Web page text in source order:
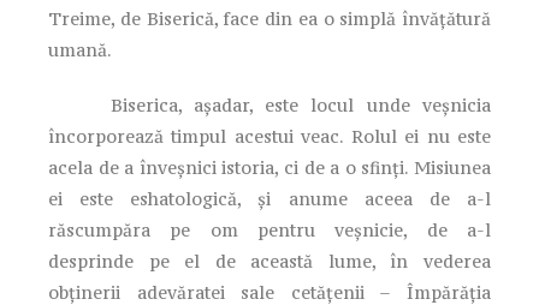
Treime, de Biserică, face din ea o simplă învăţătură
umană.
Biserica, aşadar, este locul unde veşnicia
încorporează timpul acestui veac. Rolul ei nu este
acela de a înveşnici istoria, ci de a o sfinţi. Misiunea
ei este eshatologică, şi anume aceea de a-l
răscumpăra pe om pentru veşnicie, de a-l
desprinde pe el de această lume, în vederea
obţinerii adevăratei sale cetăţenii – Împărăţia